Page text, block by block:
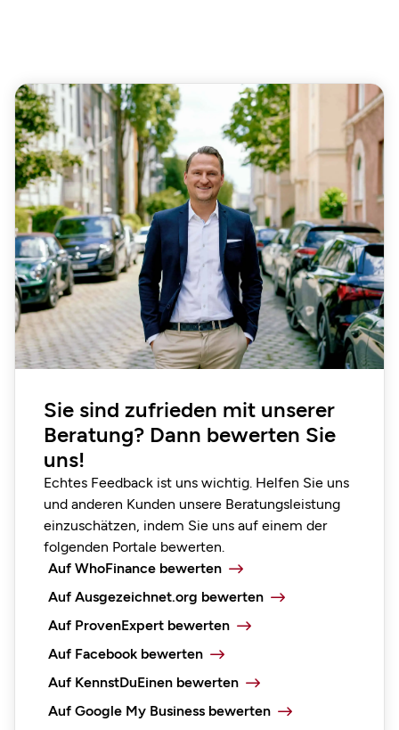
Sie sind zufrieden mit unserer
Beratung? Dann bewerten Sie
uns!
Echtes Feedback ist uns wichtig. Helfen Sie uns
und anderen Kunden unsere Beratungsleistung
einzuschätzen, indem Sie uns auf einem der
folgenden Portale bewerten.
Auf WhoFinance bewerten
Auf Ausgezeichnet.org bewerten
Auf ProvenExpert bewerten
Auf Facebook bewerten
Auf KennstDuEinen bewerten
Auf Google My Business bewerten